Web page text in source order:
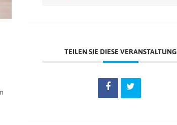
TEILEN SIE DIESE VERANSTALTUNG